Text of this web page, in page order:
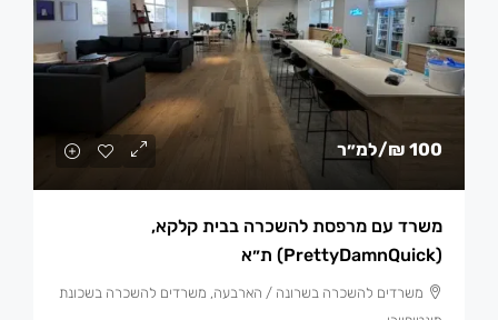
100 ₪ /למ״ר
משרד עם מרפסת להשכרה בבית קלקא,
(PrettyDamnQuick) ת״א
משרדים להשכרה בשרונה / הארבעה, משרדים להשכרה בשכונת